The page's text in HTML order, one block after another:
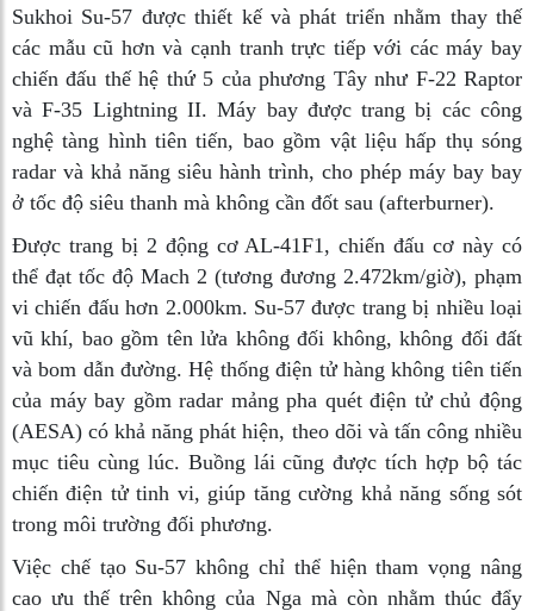
Sukhoi Su-57 được thiết kế và phát triển nhằm thay thế
các mẫu cũ hơn và cạnh tranh trực tiếp với các máy bay
chiến đấu thế hệ thứ 5 của phương Tây như F-22 Raptor
và F-35 Lightning II. Máy bay được trang bị các công
nghệ tàng hình tiên tiến, bao gồm vật liệu hấp thụ sóng
radar và khả năng siêu hành trình, cho phép máy bay bay
ở tốc độ siêu thanh mà không cần đốt sau (afterburner).
Được trang bị 2 động cơ AL-41F1, chiến đấu cơ này có
thể đạt tốc độ Mach 2 (tương đương 2.472km/giờ), phạm
vi chiến đấu hơn 2.000km. Su-57 được trang bị nhiều loại
vũ khí, bao gồm tên lửa không đối không, không đối đất
và bom dẫn đường. Hệ thống điện tử hàng không tiên tiến
của máy bay gồm radar mảng pha quét điện tử chủ động
(AESA) có khả năng phát hiện, theo dõi và tấn công nhiều
mục tiêu cùng lúc. Buồng lái cũng được tích hợp bộ tác
chiến điện tử tinh vi, giúp tăng cường khả năng sống sót
trong môi trường đối phương.
Việc chế tạo Su-57 không chỉ thể hiện tham vọng nâng
cao ưu thế trên không của Nga mà còn nhằm thúc đẩy